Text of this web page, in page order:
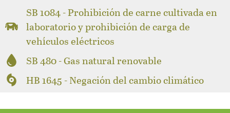
SB 1084 - Prohibición de carne cultivada en
laboratorio y prohibición de carga de
vehículos eléctricos
SB 480 - Gas natural renovable
HB 1645 - Negación del cambio climático